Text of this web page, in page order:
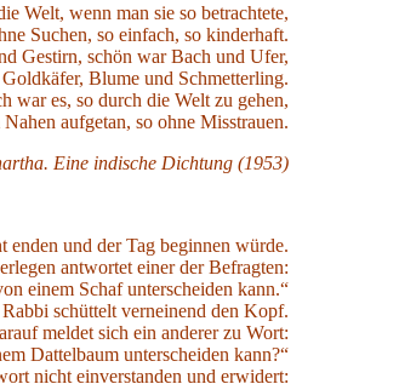
Welt, wenn man sie so betrachtete,
Suchen, so einfach, so kinderhaft.
Gestirn, schön war Bach und Ufer,
Blume und Schmetterling.
war es, so durch die Welt zu gehen,
aufgetan, so ohne Misstrauen.
Eine indische Dichtung (1953)
und der Tag beginnen würde.
antwortet einer der Befragten:
einem Schaf unterscheiden kann.“
schüttelt verneinend den Kopf.
meldet sich ein anderer zu Wort:
Dattelbaum unterscheiden kann?“
nicht einverstanden und erwidert: